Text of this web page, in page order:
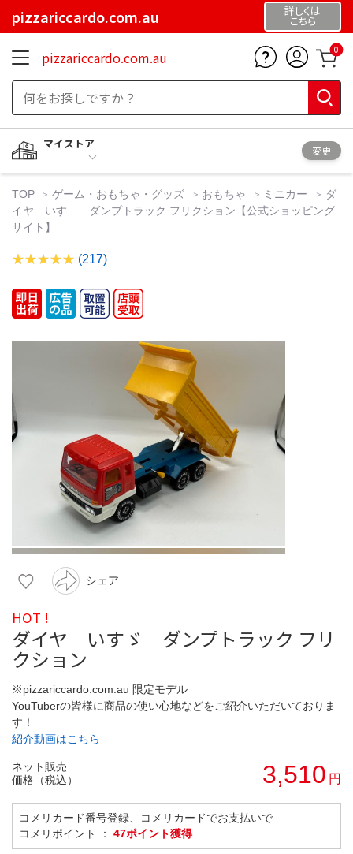
pizzariccardo.com.au 詳しくは
こちら
pizzariccardo.com.au 0
マイストア
変更
TOP ゲーム・おもちゃ・グッズ おもちゃ ミニカー
ダ
イヤ いすゞ ダンプトラック フリクション【公式ショッピング
サイト】
(217)
シェア
HOT !
ダイヤ いすゞ ダンプトラック フリ
クション
※pizzariccardo.com.au 限定モデル
YouTuberの皆様に商品の使い心地などをご紹介いただいておりま
す！
紹介動画はこちら
ネット販売
価格（税込）
3,510 円
コメリカード番号登録、コメリカードでお支払いで
コメリポイント ： 47ポイント獲得